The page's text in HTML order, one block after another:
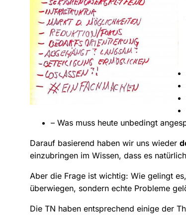
– Was muss heute unbedingt
Darauf basierend haben wir uns wieder
einzubringen im Wissen, dass es
Aber die Frage ist wichtig: Wie gelingt
überwiegen, sondern echte Probleme
Die TN haben entsprechend einige der